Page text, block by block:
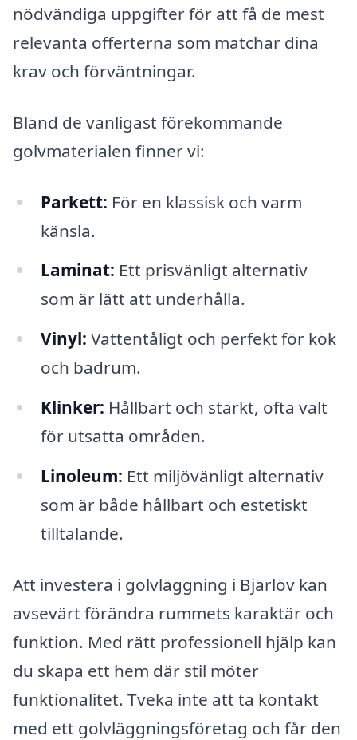
nödvändiga uppgifter för att få de mest
relevanta offerterna som matchar dina
krav och förväntningar.
Bland de vanligast förekommande
golvmaterialen finner vi:
Parkett: För en klassisk och varm
känsla.
Laminat: Ett prisvänligt alternativ
som är lätt att underhålla.
Vinyl: Vattentåligt och perfekt för kök
och badrum.
Klinker: Hållbart och starkt, ofta valt
för utsatta områden.
Linoleum: Ett miljövänligt alternativ
som är både hållbart och estetiskt
tilltalande.
Att investera i golvläggning i Bjärlöv kan
avsevärt förändra rummets karaktär och
funktion. Med rätt professionell hjälp kan
du skapa ett hem där stil möter
funktionalitet. Tveka inte att ta kontakt
med ett golvläggningsföretag och får den